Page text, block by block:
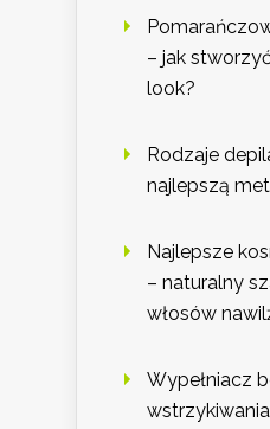
– jak
look?
Rodzaje
najlepszą
Najlepsze
– naturalny
włosów
Wypełniacz